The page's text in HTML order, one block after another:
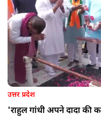
उत्तर प्रदेश
'राहुल गांधी अपने दादा की